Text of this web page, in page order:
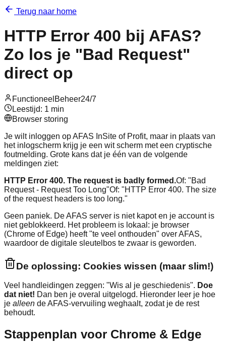
Terug naar home
HTTP Error 400 bij AFAS?
Zo los je "Bad Request"
direct op
FunctioneelBeheer24/7
Leestijd: 1 min
Browser storing
Je wilt inloggen op AFAS InSite of Profit, maar in plaats van
het inlogscherm krijg je een wit scherm met een cryptische
foutmelding. Grote kans dat je één van de volgende
meldingen ziet:
HTTP Error 400. The request is badly formed.Of: "Bad
Request - Request Too Long"Of: "HTTP Error 400. The size
of the request headers is too long."
Geen paniek. De AFAS server is niet kapot en je account is
niet geblokkeerd. Het probleem is lokaal: je browser
(Chrome of Edge) heeft "te veel onthouden" over AFAS,
waardoor de digitale sleutelbos te zwaar is geworden.
De oplossing: Cookies wissen (maar slim!)
Veel handleidingen zeggen: "Wis al je geschiedenis". Doe
dat niet! Dan ben je overal uitgelogd. Hieronder leer je hoe
je alleen de AFAS-vervuiling weghaalt, zodat je de rest
behoudt.
Stappenplan voor Chrome & Edge